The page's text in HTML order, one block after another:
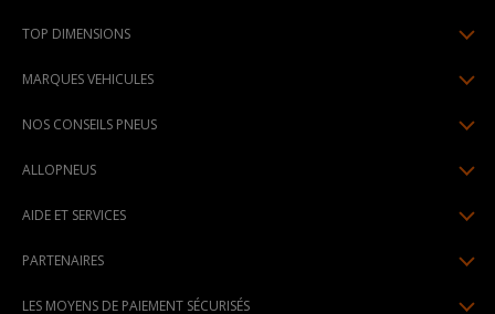
Pneus Continental
Pneus Hankook
Pneus Dunlop
TOP DIMENSIONS
195/65R15
205/60R16
225/45R17
MARQUES VEHICULES
Peugeot
Audi
BMW
NOS CONSEILS PNEUS
Pression pneu
ALLOPNEUS
Espace Presse
AIDE ET SERVICES
Livraisons standard / express
PARTENAIRES
LES MOYENS DE PAIEMENT SÉCURISÉS